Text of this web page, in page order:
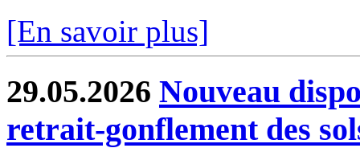
[En savoir plus]
29.05.2026 Nouveau
retrait-gonflement des